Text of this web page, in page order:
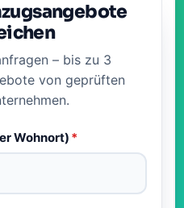
– bis zu 3
von geprüften
Wohnort) *